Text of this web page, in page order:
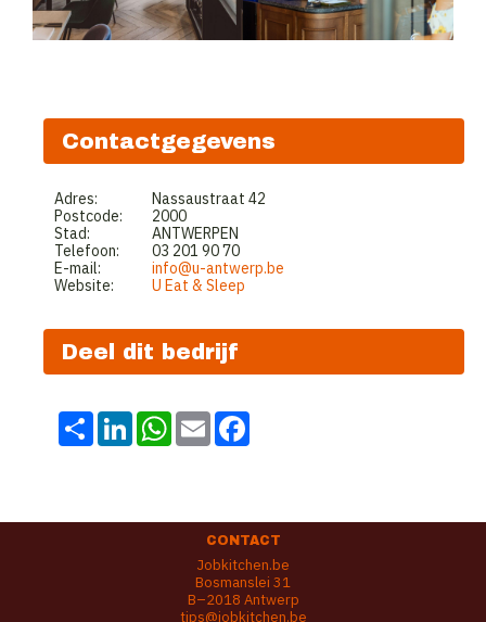
Contactgegevens
Adres:
Nassaustraat 42
Postcode:
2000
Stad:
ANTWERPEN
Telefoon:
03 201 90 70
E-mail:
info@u-antwerp.be
Website:
U Eat & Sleep
Deel dit bedrijf
Share LinkedInWhatsApp
Email
CONTACT
Jobkitchen.be
Bosmanslei 31
B–2018 Antwerp
tips@jobkitchen.be